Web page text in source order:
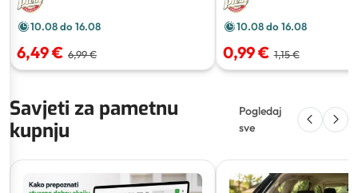
10.08 do 16.08
6,49 € 6,99 €
10.08 do 16.08
0,99 € 1,15 €
Savjeti za pametnu
kupnju
Pogledaj
sve